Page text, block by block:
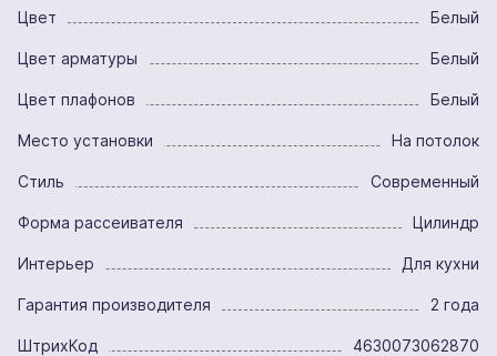
Цвет Белый
Цвет арматуры Белый
Цвет плафонов Белый
Место установки На потолок
Стиль Современный
Форма рассеивателя Цилиндр
Интерьер Для кухни
Гарантия производителя 2 года
ШтрихКод 4630073062870